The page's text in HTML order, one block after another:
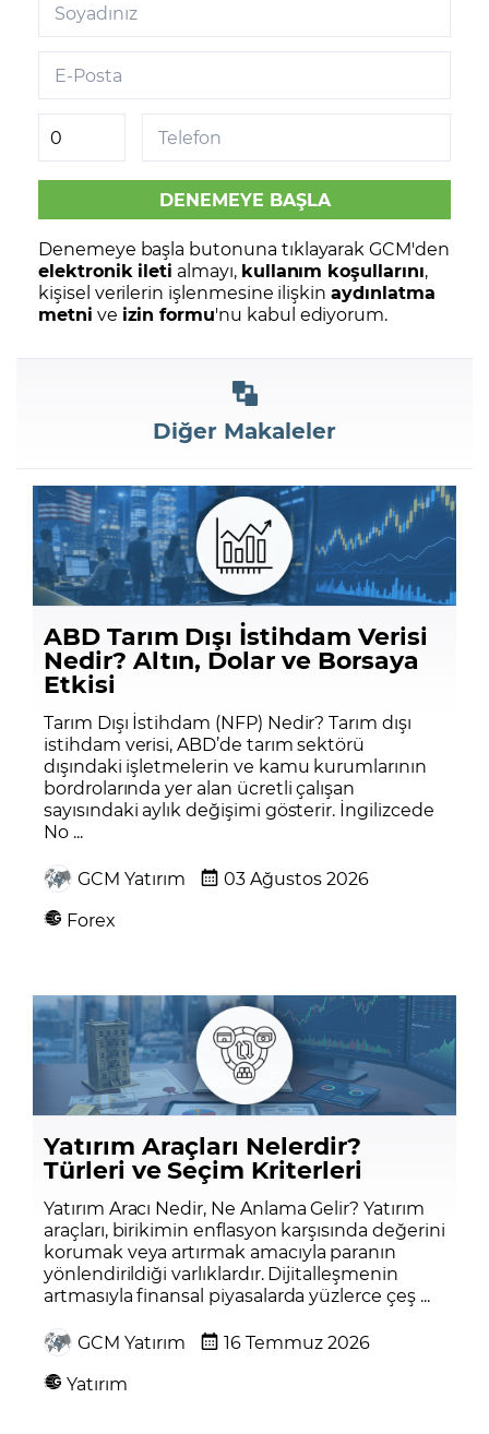
Soyadınız
E-Posta
Telefon
Denemeye başla butonuna tıklayarak GCM'den
elektronik ileti almayı, kullanım koşullarını,
kişisel verilerin işlenmesine ilişkinaydınlatma
metni ve izin formu'nu kabul ediyorum.
Diğer Makaleler
ABD Tarım Dışı İstihdam Verisi
Nedir? Altın, Dolar ve Borsaya
Etkisi
Tarım Dışı İstihdam (NFP) Nedir? Tarım dışı
istihdam verisi, ABD’de tarım sektörü
dışındaki işletmelerin ve kamu kurumlarının
bordrolarında yer alan ücretli çalışan
sayısındaki aylık değişimi gösterir. İngilizcede
No ...
GCM Yatırım
03 Ağustos 2026
Forex
Yatırım Araçları Nelerdir?
Türleri ve Seçim Kriterleri
Yatırım Aracı Nedir, Ne Anlama Gelir? Yatırım
araçları, birikimin enflasyon karşısında değerini
korumak veya artırmak amacıyla paranın
yönlendirildiği varlıklardır. Dijitalleşmenin
artmasıyla finansal piyasalarda yüzlerce çeş ...
GCM Yatırım
16 Temmuz 2026
Yatırım